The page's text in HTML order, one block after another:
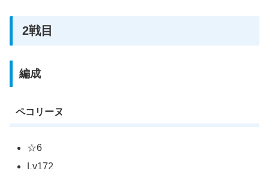
2戦目
編成
ペコリーヌ
☆6
Lv172